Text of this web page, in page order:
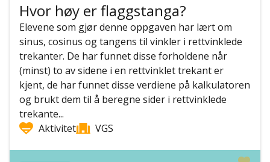
Hvor høy er flaggstanga?
Elevene som gjør denne oppgaven har lært om
sinus, cosinus og tangens til vinkler i rettvinklede
trekanter. De har funnet disse forholdene når
(minst) to av sidene i en rettvinklet trekant er
kjent, de har funnet disse verdiene på kalkulatoren
og brukt dem til å beregne sider i rettvinklede
trekante...
Aktivitet
VGS